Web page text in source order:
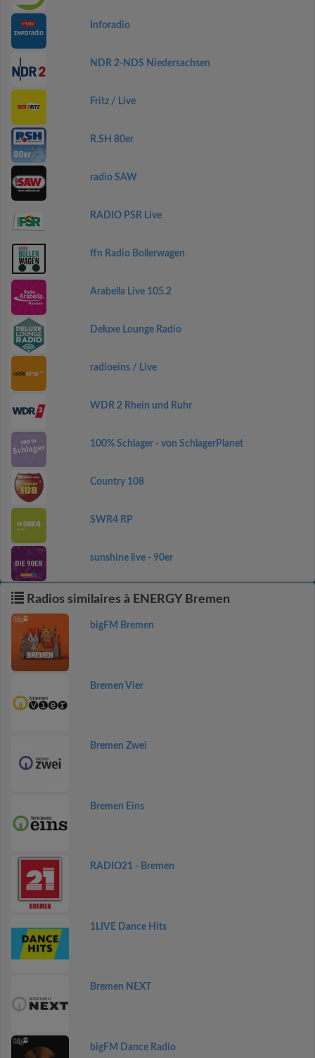
Inforadio
NDR 2-NDS Niedersachsen
Fritz / Live
R.SH 80er
radio SAW
RADIO PSR Live
ffn Radio Bollerwagen
Arabella Live 105.2
Deluxe Lounge Radio
radioeins / Live
WDR 2 Rhein und Ruhr
100% Schlager - von SchlagerPlanet
Country 108
SWR4 RP
sunshine live - 90er
Radios similaires à ENERGY Bremen
bigFM Bremen
Bremen Vier
Bremen Zwei
Bremen Eins
RADIO21 - Bremen
1LIVE Dance Hits
Bremen NEXT
bigFM Dance Radio